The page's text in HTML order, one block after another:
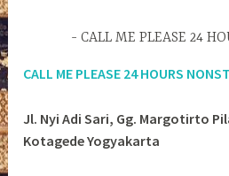
CALL ME PLEASE 24
CALL ME PLEASE 24 HOURS
Jl. Nyi Adi Sari, Gg. Margotirto
Kotagede Yogyakarta